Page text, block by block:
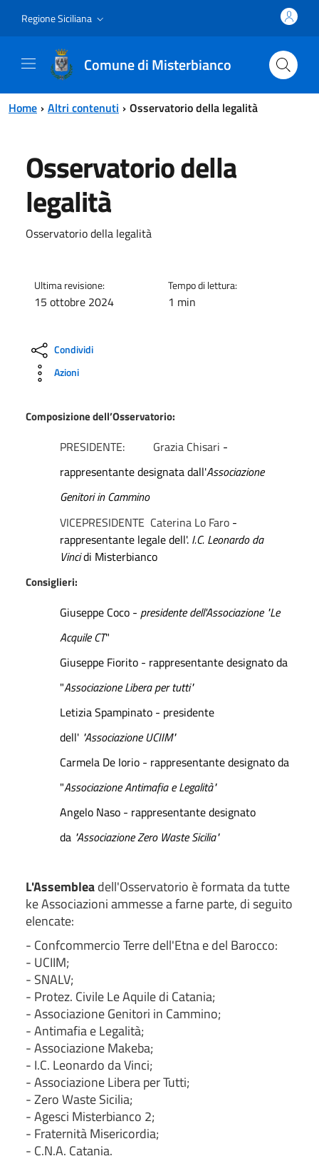
Regione Siciliana
Comune di Misterbianco
Home Altri contenuti Osservatorio della legalità
Osservatorio della
legalità
Osservatorio della legalità
Ultima revisione:
15 ottobre 2024
Tempo di lettura:
1 min
Condividi
Azioni
Composizione dell’Osservatorio:
PRESIDENTE: Grazia Chisari -
rappresentante designata dall'Associazione
Genitori in Cammino
VICEPRESIDENTE Caterina Lo Faro -
rappresentante legale dell'. I.C. Leonardo da
Vincidi Misterbianco
Consiglieri:
Giuseppe Coco - presidente dell'Associazione "Le
Acquile CT"
Giuseppe Fiorito - rappresentante designato da
"Associazione Libera per tutti"
Letizia Spampinato - presidente
dell' "Associazione UCIIM"
Carmela De Iorio - rappresentante designato da
"Associazione Antimafia e Legalità"
Angelo Naso - rappresentante designato
da "Associazione Zero Waste Sicilia"
L'Assembleadell'Osservatorio è formata da tutte
ke Associazioni ammesse a farne parte, di seguito
elencate:
- Confcommercio Terre dell'Etna e del Barocco:
- UCIIM;
- SNALV;
- Protez. Civile Le Aquile di Catania;
- Associazione Genitori in Cammino;
- Antimafia e Legalità;
- Associazione Makeba;
- I.C. Leonardo da Vinci;
- Associazione Libera per Tutti;
- Zero Waste Sicilia;
- Agesci Misterbianco 2;
- Fraternità Misericordia;
- C.N.A. Catania.